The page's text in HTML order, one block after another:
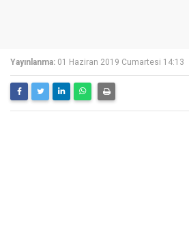
Yayınlanma: 01 Haziran 2019 Cumartesi 14:13